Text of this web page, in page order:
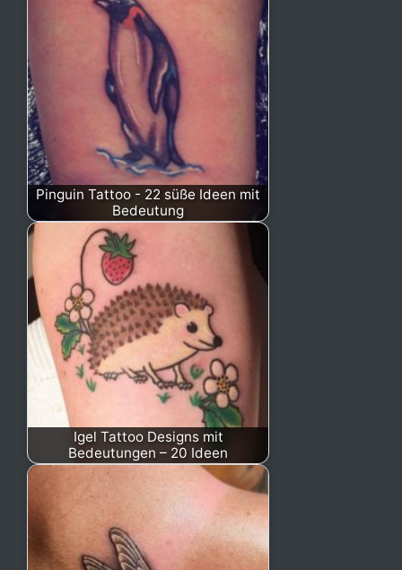
Pinguin Tattoo - 22 süße Ideen mit
Bedeutung
Igel Tattoo Designs mit
Bedeutungen – 20 Ideen